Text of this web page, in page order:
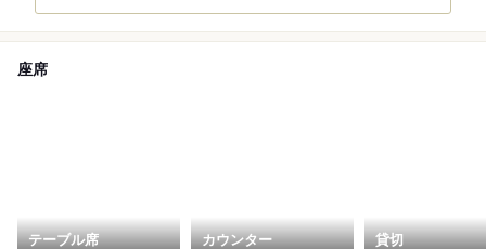
座席
テーブル席 カウンター 貸切